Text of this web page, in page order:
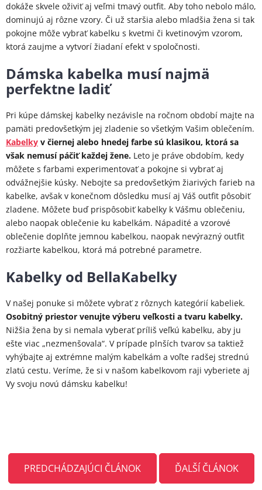
dokáže skvele oživiť aj veľmi tmavý outfit. Aby toho nebolo málo,
dominujú aj rôzne vzory. Či už staršia alebo mladšia žena si tak
pokojne môže vybrať kabelku s kvetmi či kvetinovým vzorom,
ktorá zaujme a vytvorí žiadaní efekt v spoločnosti.
Dámska kabelka musí najmä
perfektne ladiť
Pri kúpe dámskej kabelky nezávisle na ročnom období majte na
pamäti predovšetkým jej zladenie so všetkým Vašim oblečením.
Kabelky v čiernej alebo hnedej farbe sú klasikou, ktorá sa
však nemusí páčiť každej žene. Leto je práve obdobím, kedy
môžete s farbami experimentovať a pokojne si vybrať aj
odvážnejšie kúsky. Nebojte sa predovšetkým žiarivých farieb na
kabelke, avšak v konečnom dôsledku musí aj Váš outfit pôsobiť
zladene. Môžete buď prispôsobiť kabelky k Vášmu oblečeniu,
alebo naopak oblečenie ku kabelkám. Nápadité a vzorové
oblečenie doplňte jemnou kabelkou, naopak nevýrazný outfit
rozžiarte kabelkou, ktorá má potrebné parametre.
Kabelky od BellaKabelky
V našej ponuke si môžete vybrať z rôznych kategórií kabeliek.
Osobitný priestor venujte výberu veľkosti a tvaru kabelky.
Nižšia žena by si nemala vyberať príliš veľkú kabelku, aby ju
ešte viac „nezmenšovala“. V prípade plnších tvarov sa taktiež
vyhýbajte aj extrémne malým kabelkám a voľte radšej strednú
zlatú cestu. Veríme, že si v našom kabelkovom raji vyberiete aj
Vy svoju novú dámsku kabelku!
PREDCHÁDZAJÚCI ČLÁNOK ĎALŠÍ ČLÁNOK